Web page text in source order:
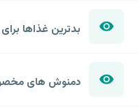
بدترین غذاها
دمنوش های